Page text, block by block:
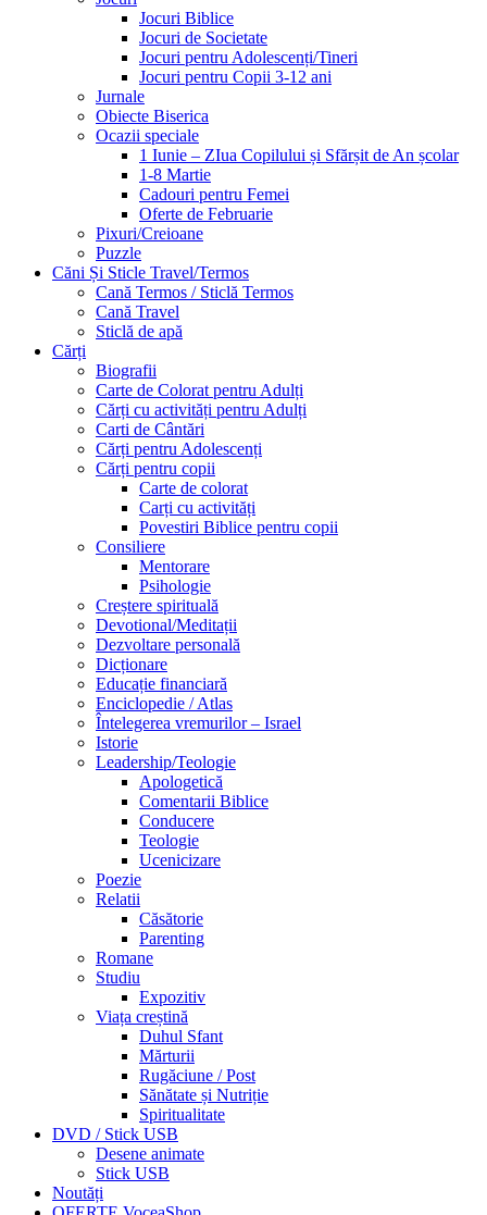
Jocuri Biblice
Jocuri de Societate
Jocuri pentru Adolescenți/Tineri
Jocuri pentru Copii 3-12 ani
Jurnale
Obiecte Biserica
Ocazii speciale
1 Iunie – ZIua Copilului și Sfărșit de An școlar
1-8 Martie
Cadouri pentru Femei
Oferte de Februarie
Pixuri/Creioane
Puzzle
Căni Și Sticle Travel/Termos
Cană Termos / Sticlă Termos
Cană Travel
Sticlă de apă
Cărți
Biografii
Carte de Colorat pentru Adulți
Cărți cu activități pentru Adulți
Carti de Cântări
Cărți pentru Adolescenți
Cărți pentru copii
Carte de colorat
Carți cu activități
Povestiri Biblice pentru copii
Consiliere
Mentorare
Psihologie
Creștere spirituală
Devotional/Meditații
Dezvoltare personală
Dicționare
Educație financiară
Enciclopedie / Atlas
Întelegerea vremurilor – Israel
Istorie
Leadership/Teologie
Apologetică
Comentarii Biblice
Conducere
Teologie
Ucenicizare
Poezie
Relatii
Căsătorie
Parenting
Romane
Studiu
Expozitiv
Viața creștină
Duhul Sfant
Mărturii
Rugăciune / Post
Sănătate și Nutriție
Spiritualitate
DVD / Stick USB
Desene animate
Stick USB
Noutăți